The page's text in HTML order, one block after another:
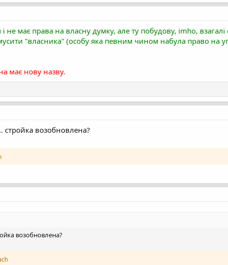
не має права на власну думку, але ту побудову, imho, взагалі
"власника" (особу яка певним чином набула право на
має нову назву.
возобновлена?
возобновлена?